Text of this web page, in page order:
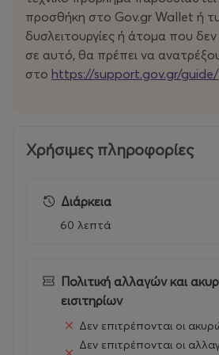
GOLD SEATS (VIP)
ΠΟΛΥΘΡΟΝΕΣ/UBS ΣΤΙΣ
Γ’ Περίοδος: 400€
SILVER SEATS (Gate 5 & Gate 7,
προσθήκη στο Gov.gr Wallet ή
δυσλειτουργίες ή άτομα που
σε αυτό, θα πρέπει να
στο https://support.gov.gr/guide/
Χρήσιμες πληροφορίες
Διάρκεια
60 λεπτά
Πολιτική αλλαγών και
εισιτηρίων
Δεν επιτρέπονται οι
Δεν επιτρέπονται οι